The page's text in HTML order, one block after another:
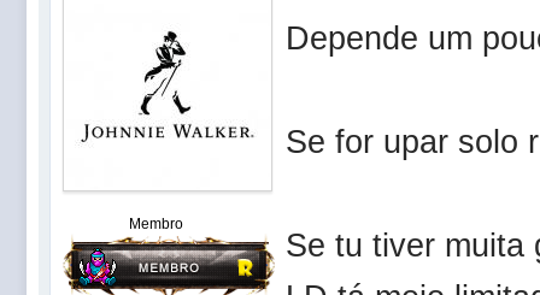
Membro
Depende um
Se for upar solo
Se tu tiver muita